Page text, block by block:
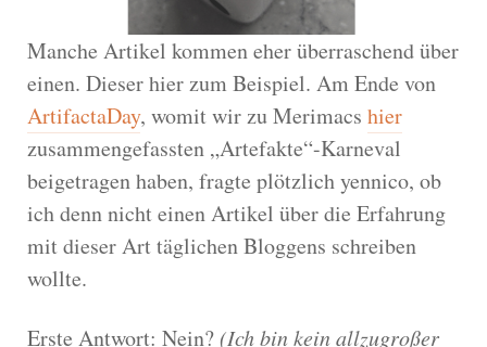
Manche Artikel kommen eher überraschend über
einen. Dieser hier zum Beispiel. Am Ende von
ArtifactaDay, womit wir zu Merimacs hier
zusammengefassten „Artefakte“-Karneval
beigetragen haben, fragte plötzlich yennico, ob
ich denn nicht einen Artikel über die Erfahrung
mit dieser Art täglichen Bloggens schreiben
wollte.
Erste Antwort: Nein? (Ich bin kein allzugroßer